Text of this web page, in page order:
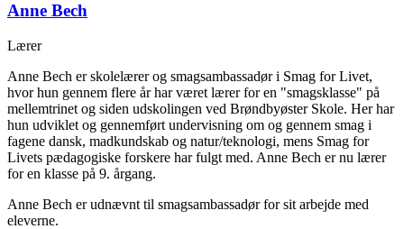
Anne Bech
Lærer
Anne Bech er skolelærer og smagsambassadør i Smag for Livet,
hvor hun gennem flere år har været lærer for en "smagsklasse" på
mellemtrinet og siden udskolingen ved Brøndbyøster Skole. Her har
hun udviklet og gennemført undervisning om og gennem smag i
fagene dansk, madkundskab og natur/teknologi, mens Smag for
Livets pædagogiske forskere har fulgt med. Anne Bech er nu lærer
for en klasse på 9. årgang.
Anne Bech er udnævnt til smagsambassadør for sit arbejde med
eleverne.